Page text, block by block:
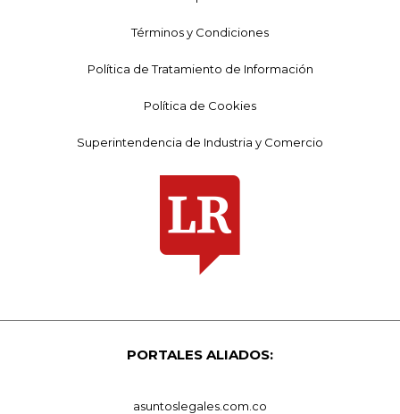
Términos y Condiciones
Política de Tratamiento de Información
Política de Cookies
Superintendencia de Industria y Comercio
PORTALES ALIADOS:
asuntoslegales.com.co